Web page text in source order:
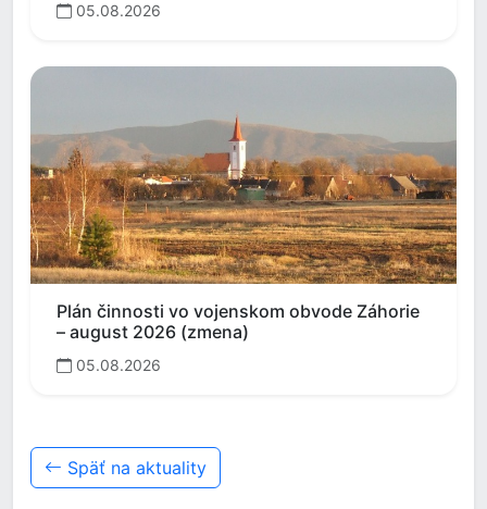
05.08.2026
Plán činnosti vo vojenskom obvode Záhorie
– august 2026 (zmena)
05.08.2026
Späť na aktuality